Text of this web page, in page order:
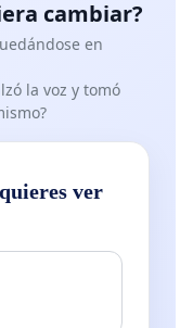
cambiar?
en
la voz y tomó
ver